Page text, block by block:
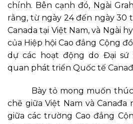
chính. Bên cạnh đó, Ngài
rằng, từ ngày 24 đến ngày 30
Canada tại Việt Nam, và Ngài
của Hiệp hội Cao đẳng Cộng
dự các hoạt động do Đại sứ
quan phát triển Quốc tế
Bày tỏ mong muốn thúc
chẽ giữa Việt Nam và
giữa các trường Cao đẳng